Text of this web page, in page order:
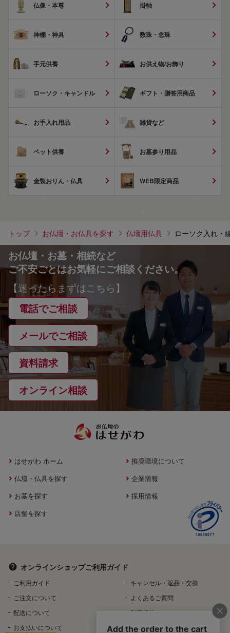
仏像・本尊 掛軸
神棚・神具 数珠・念珠
手元供養 お供え物/お飾り
ローソク・キャンドル ギフト・贈答用商品
お手入れ用品 雑貨など
ペット供養 お墓参り用品
金製おりん・仏具 WEB限定商品
トップ お仏壇・お仏具を探す 仏壇用仏具 ローソク入れ・
お仏壇・お墓・相続など
ご不安ごとはお気軽にご相談ください。
【迷ったらまずはこちら】
電話でご相談
メールでご相談
資料請求
オンライン相談
はせがわ ホーム
仏壇・仏具を探す
お墓を探す
店舗を探す
推奨環境について
企業情報
採用情報
オンラインショップご利用ガイド
ご利用ガイド
ご注文について
配送について
お支払いについて
キャンセル・返品・交換
よくあるご質問
利用規約
特定商取引法に基づく表記